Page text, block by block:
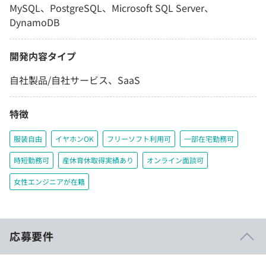
MySQL、PostgreSQL、Microsoft SQL Server、
DynamoDB
開発内容タイプ
自社製品/自社サービス、SaaS
特徴
服装自由 イヤホンOK フリーソフト利用可 一部在宅勤務可
時短勤務可 産休育休取得実績あり オンライン面談可
女性エンジニアが在籍
応募要件